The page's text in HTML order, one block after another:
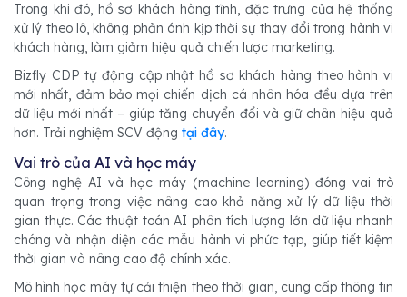
Trong khi đó, hồ sơ khách hàng tĩnh, đặc trưng của hệ thống
xử lý theo lô, không phản ánh kịp thời sự thay đổi trong hành vi
khách hàng, làm giảm hiệu quả chiến lược marketing.
Bizfly CDP tự động cập nhật hồ sơ khách hàng theo hành vi
mới nhất, đảm bảo mọi chiến dịch cá nhân hóa đều dựa trên
dữ liệu mới nhất – giúp tăng chuyển đổi và giữ chân hiệu quả
hơn. Trải nghiệm SCV động tại đây.
Vai trò của AI và học máy
Công nghệ AI và học máy (machine learning) đóng vai trò
quan trọng trong việc nâng cao khả năng xử lý dữ liệu thời
gian thực. Các thuật toán AI phân tích lượng lớn dữ liệu nhanh
chóng và nhận diện các mẫu hành vi phức tạp, giúp tiết kiệm
thời gian và nâng cao độ chính xác.
Mô hình học máy tự cải thiện theo thời gian, cung cấp thông tin